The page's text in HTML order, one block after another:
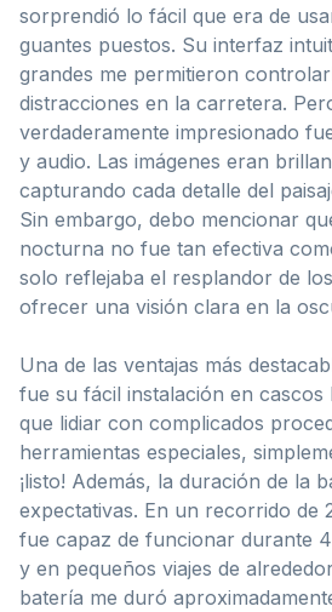
sorprendió lo fácil que era de
guantes puestos. Su interfaz
grandes me permitieron
distracciones en la carretera.
verdaderamente impresionado
y audio. Las imágenes eran
capturando cada detalle del
Sin embargo, debo mencionar
nocturna no fue tan efectiva
solo reflejaba el resplandor de
ofrecer una visión clara en la
Una de las ventajas más
fue su fácil instalación en cascos
que lidiar con complicados
herramientas especiales,
¡listo! Además, la duración de la
expectativas. En un recorrido de
fue capaz de funcionar durante
y en pequeños viajes de
batería me duró